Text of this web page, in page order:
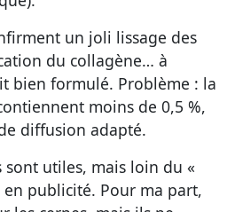
un joli lissage des
du collagène… à
bien formulé. Problème : la
moins de 0,5 %,
diffusion adapté.
sont utiles, mais loin du «
publicité. Pour ma part,